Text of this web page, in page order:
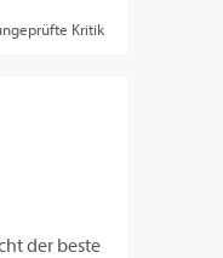
Kritik
der beste